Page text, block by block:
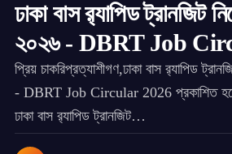
ঢাকা বাস র‌্যাপিড ট্রানজিট
২০২৬ - DBRT Job
প্রিয় চাকরিপ্রত্যাশীগণ,ঢাকা বাস র‌্যাপিড
- DBRT Job Circular 2026 প্রকাশিত
ঢাকা বাস র‌্যাপিড ট্রানজিট…